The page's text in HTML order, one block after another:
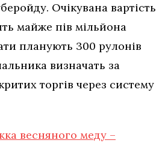
Очікувана вартість
майже пів мільйона
планують 300 рулонів
визначать за
торгів через систему
весняного меду –